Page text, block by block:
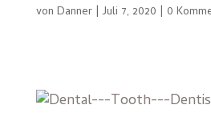
von Danner|Juli 7, 2020 | 0